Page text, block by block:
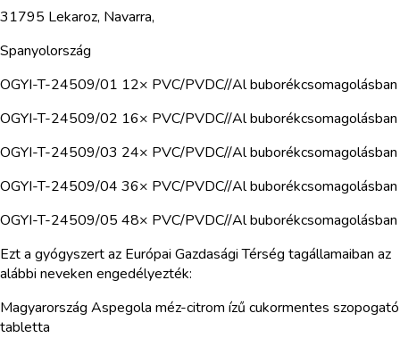
31795 Lekaroz, Navarra,
Spanyolország
OGYI-T-24509/01 12× PVC/PVDC//Al buborékcsomagolásban
OGYI-T-24509/02 16× PVC/PVDC//Al buborékcsomagolásban
OGYI-T-24509/03 24× PVC/PVDC//Al buborékcsomagolásban
OGYI-T-24509/04 36× PVC/PVDC//Al buborékcsomagolásban
OGYI-T-24509/05 48× PVC/PVDC//Al buborékcsomagolásban
Ezt a gyógyszert az Európai Gazdasági Térség tagállamaiban az
alábbi neveken engedélyezték:
Magyarország Aspegola méz-citrom ízű cukormentes szopogató
tabletta